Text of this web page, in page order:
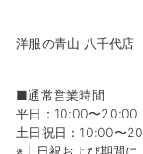
洋服の青山 八千代店
■通常営業時間
平日：10:00〜20:00
土日祝日：10:00〜
※土日祝および期間